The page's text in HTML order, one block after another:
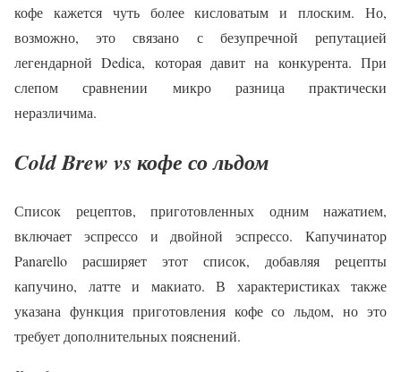
кофе кажется чуть более кисловатым и плоским. Но,
возможно, это связано с безупречной репутацией
легендарной Dedica, которая давит на конкурента. При
слепом сравнении микро разница практически
неразличима.
Cold Brew vs кофе со льдом
Список рецептов, приготовленных одним нажатием,
включает эспрессо и двойной эспрессо. Капучинатор
Panarello расширяет этот список, добавляя рецепты
капучино, латте и макиато. В характеристиках также
указана функция приготовления кофе со льдом, но это
требует дополнительных пояснений.